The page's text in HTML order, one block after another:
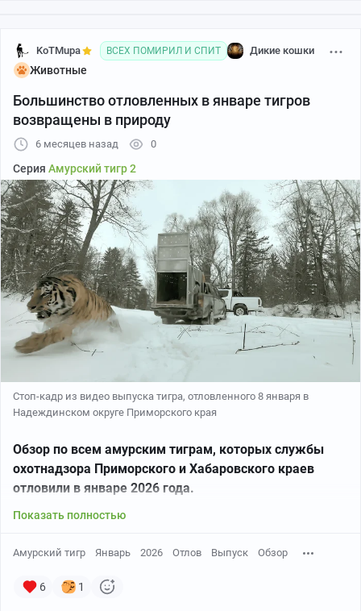
KoTMupa ВСЕХ ПОМИРИЛ И СПИТ Дикие кошки
Животные
Большинство отловленных в январе тигров
возвращены в природу
6 месяцев назад 0
Серия Амурский тигр 2
Стоп-кадр из видео выпуска тигра, отловленного 8 января в
Надеждинском округе Приморского края
Обзор по всем амурским тиграм, которых службы
охотнадзора Приморского и Хабаровского краев
отловили в январе 2026 года.
Показать полностью
Амурский тигр Январь 2026 Отлов Выпуск Обзор
6 1